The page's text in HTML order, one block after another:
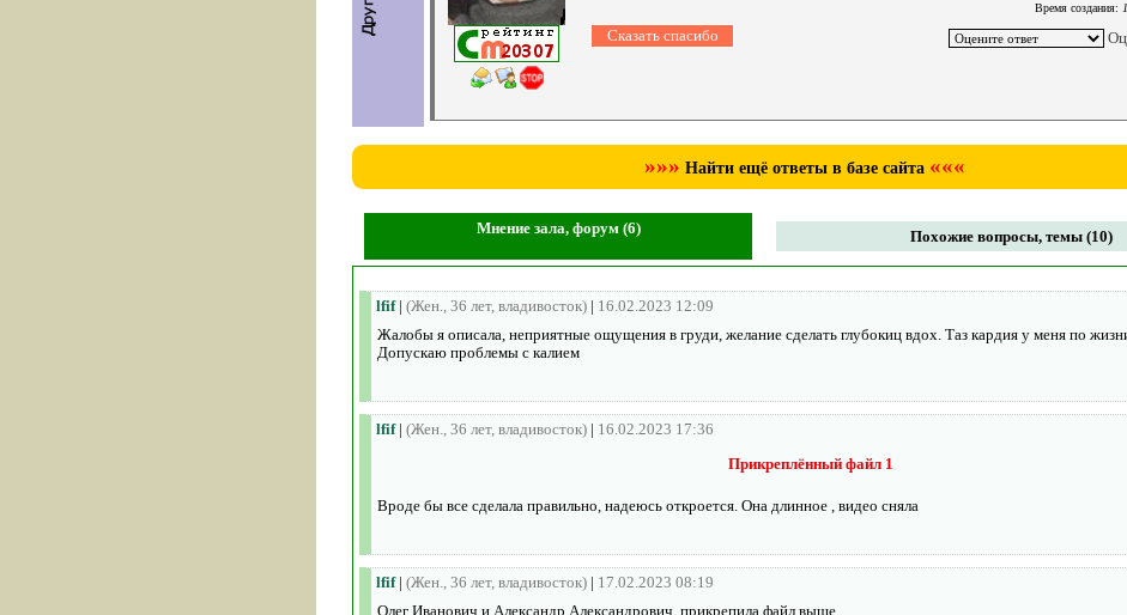
Время создания:
»»» Найти ещё ответы в базе сайта «««
Мнение зала, форум (6) Похожие вопросы, темы (10)
lfif| (Жен., 36 лет, владивосток) | 16.02.2023 12:09
Жалобы я описала, неприятные ощущения в груди, желание сделать глубокиц вдох. Таз кардия у меня по
Допускаю проблемы с калием
lfif| (Жен., 36 лет, владивосток) | 16.02.2023 17:36
Прикреплённый файл 1
Вроде бы все сделала правильно, надеюсь откроется. Она длинное , видео сняла
lfif| (Жен., 36 лет, владивосток) | 17.02.2023 08:19
Олег Иванович и Александр Александрович, прикрепила файл выше